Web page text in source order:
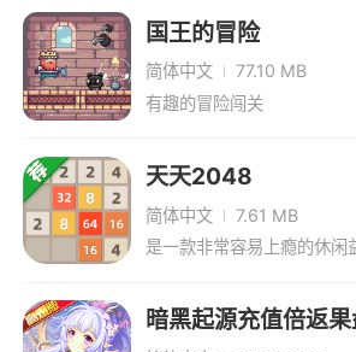
游戏特色
1、复活＋无限撤销（
出2048
习，到超级烧脑的65536开局，
3、日排行、月排行和全球
4、支持开局模式，从最简
国王的冒险
简体中文
77.10 MB
有趣的冒险闯关
天天2048
简体中文
7.61 MB
是一款非常容易上瘾的休闲
暗黑起源充值倍返